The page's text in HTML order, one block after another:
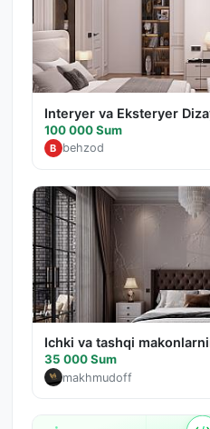
Interyer va Eksteryer
100 000 Sum
B behzod
Ichki va tashqi
35 000 Sum
makhmudoff